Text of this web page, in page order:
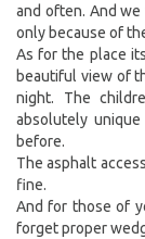
and often. And
only because of
As for the place
beautiful view of
night. The
absolutely
before.
The asphalt
fine.
And for those of
forget proper